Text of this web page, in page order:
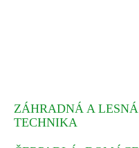
ZÁHRADNÁ A LESNÁ
TECHNIKA